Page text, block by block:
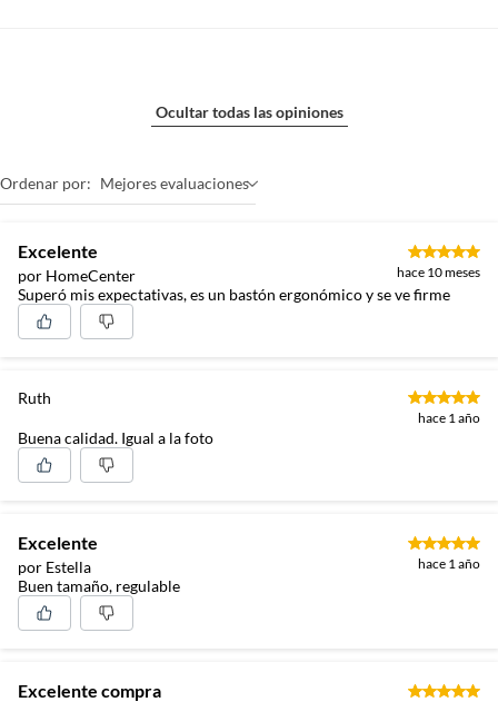
Ocultar todas las opiniones
Ordenar por: Mejores evaluaciones
Excelente
por HomeCenter hace 10 meses
Superó mis expectativas, es un bastón ergonómico y se ve firme
Ruth
hace 1 año
Buena calidad. Igual a la foto
Excelente
por Estella hace 1 año
Buen tamaño, regulable
Excelente compra